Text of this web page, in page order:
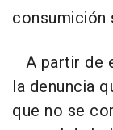
consumición
A partir de
la denuncia
que no se